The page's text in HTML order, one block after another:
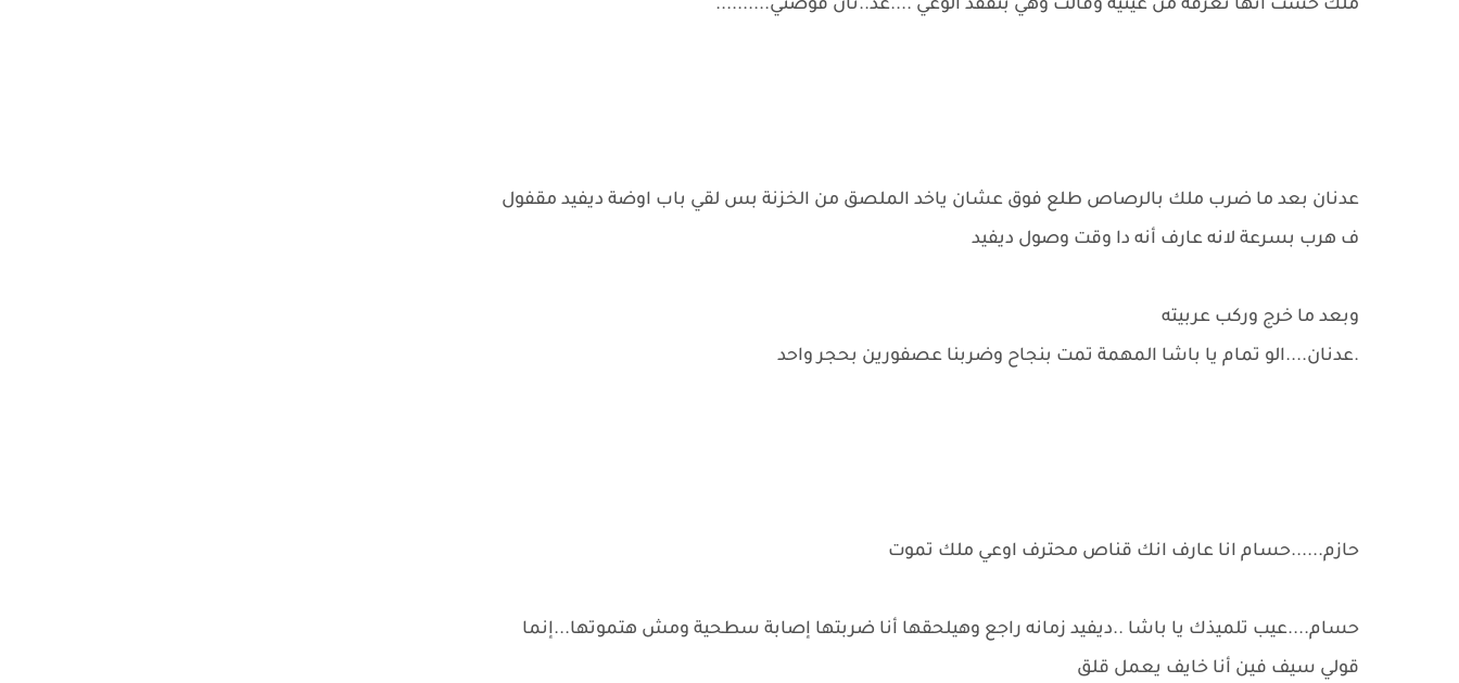
ملك حست انها تعرفه من عينيه وقالت وهي بتفقد الوعي ....عد..نان قوصني..........
عدنان بعد ما ضرب ملك بالرصاص طلع فوق عشان ياخد الملصق من الخزنة بس لقي باب اوضة ديفيد مقفول
ف هرب بسرعة لانه عارف أنه دا وقت وصول ديفيد
وبعد ما خرج وركب عربيته
.عدنان....الو تمام يا باشا المهمة تمت بنجاح وضربنا عصفورين بحجر واحد
حازم......حسام انا عارف انك قناص محترف اوعي ملك تموت
حسام....عيب تلميذك يا باشا ..ديفيد زمانه راجع وهيلحقها أنا ضربتها إصابة سطحية ومش هتموتها...إنما
قولي سيف فين أنا خايف يعمل قلق